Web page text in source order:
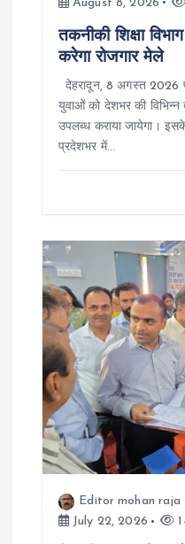
August 8, 2026
तकनीकी शिक्षा
करेगा रोजगार मेले
देहरादून, 8 अगस्त 2026
युवाओं को देशभर की विभिन्न
उपलब्ध कराया जायेगा। इसके
प्रदेशभर में…
Editor mohan raja
July 22, 2026